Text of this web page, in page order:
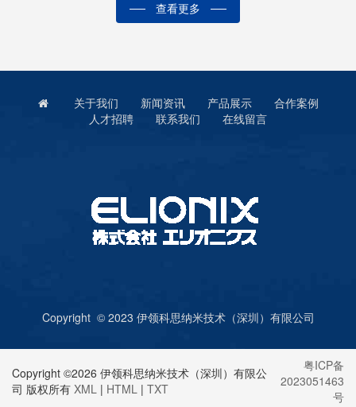
查看更多
关于我们 新闻资讯 产品展示
合作案例
人才招聘
联系我们 在线留言
Copyright © 2023 伊领科思纳米技术（深圳）有限公司
Copyright ©2026 伊领科思纳米技术（深圳）有限公
司 版权所有 XML | HTML | TXT
粤ICP备
2023051463
号